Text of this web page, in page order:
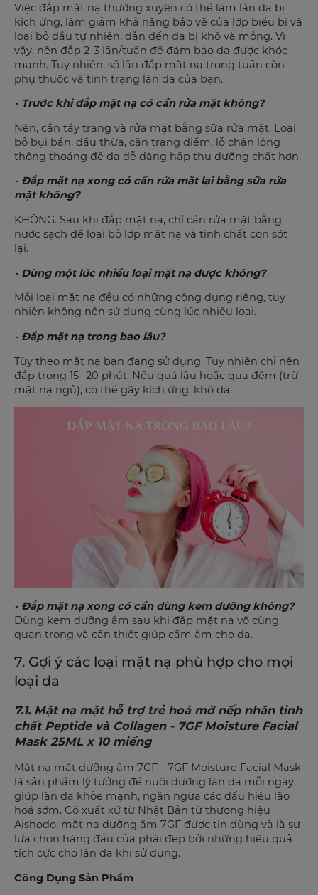
Việc đắp mặt nạ thường xuyên có thể làm làn da bị
kích ứng, làm giảm khả năng bảo vệ của lớp biểu bì và
loại bỏ dầu tự nhiên, dẫn đến da bị khô và mỏng. Vì
vậy, nên đắp 2-3 lần/tuần để đảm bảo da được khỏe
mạnh. Tuy nhiên, số lần đắp mặt nạ trong tuần còn
phụ thuộc và tình trạng làn da của bạn.
- Trước khi đắp mặt nạ có cần rửa mặt không?
Nên, cần tẩy trang và rửa mặt bằng sữa rửa mặt. Loại
bỏ bụi bẩn, dầu thừa, cặn trang điểm, lỗ chân lông
thông thoáng để da dễ dàng hấp thu dưỡng chất hơn.
- Đắp mặt nạ xong có cần rửa mặt lại bằng sữa rửa
mặt không?
KHÔNG. Sau khi đắp mặt nạ, chỉ cần rửa mặt bằng
nước sạch để loại bỏ lớp mặt nạ và tinh chất còn sót
lại.
- Dùng một lúc nhiều loại mặt nạ được không?
Mỗi loại mặt nạ đều có những công dụng riêng, tuy
nhiên không nên sử dụng cùng lúc nhiều loại.
- Đắp mặt nạ trong bao lâu?
Tùy theo mặt nạ bạn đang sử dụng. Tuy nhiên chỉ nên
đắp trong 15- 20 phút. Nếu quá lâu hoặc qua đêm (trừ
mặt nạ ngủ), có thể gây kích ứng, khô da.
- Đắp mặt nạ xong có cần dùng kem dưỡng không?
Dùng kem dưỡng ẩm sau khi đắp mặt nạ vô cùng
quan trọng và cần thiết giúp cẩm ẩm cho da.
7. Gợi ý các loại mặt nạ phù hợp cho mọi
loại da
7.1. Mặt nạ mặt hỗ trợ trẻ hoá mờ nếp nhăn tinh
chất Peptide và Collagen - 7GF Moisture Facial
Mask 25ML x 10 miếng
Mặt nạ mặt dưỡng ẩm 7GF - 7GF Moisture Facial Mask
là sản phẩm lý tưởng để nuôi dưỡng làn da mỗi ngày,
giúp làn da khỏe mạnh, ngăn ngừa các dấu hiệu lão
hoá sớm. Có xuất xứ từ Nhật Bản từ thương hiệu
Aishodo, mặt nạ dưỡng ẩm 7GF được tin dùng và là sự
lựa chọn hàng đầu của phái đẹp bởi những hiệu quả
tích cực cho làn da khi sử dụng.
Công Dụng Sản Phẩm